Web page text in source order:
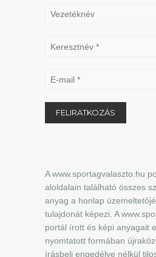
A www.sportagvalaszto.hu
aloldalain található összes
anyag a honlap
tulajdonát képezi. A
portál írott és képi anyagait
nyomtatott formában
írásbeli engedélye nélkül